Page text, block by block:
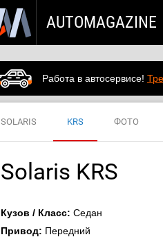
AUTOMAGAZINE
Работа в автосервисе!
SOLARIS KRS ФОТО
Solaris KRS
Кузов / Класс: Седан
Привод: Передний